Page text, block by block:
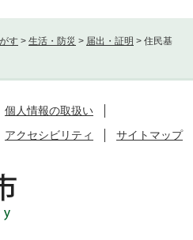
す > 生活・防災 > 届出・証明 > 住民基
個人情報の取扱い
アクセシビリティ サイトマップ